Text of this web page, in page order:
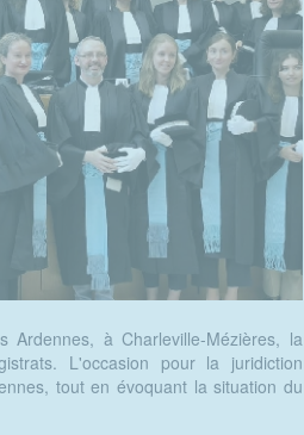
à Charleville-Mézières, la
L'occasion pour la juridiction
tout en évoquant la situation du